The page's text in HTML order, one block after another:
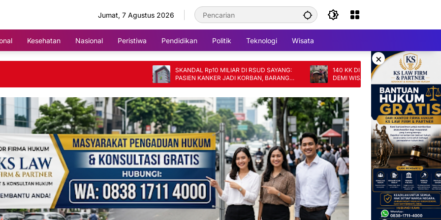
Jumat, 7 Agustus 2026
Kesehatan Nasional Peristiwa Pendidikan Politik Teknologi Wisata
×
SKANDAL Rp10 MILIAR DI RSUD SAYANG:
PASIEN KANKER JADI KORBAN, BARANG
FIKTIF
140 KK DI CIANJUR TERANCAM DIGUSUR
DEMI WISATA, SKEMA GANTI RUGI DINILAI
TAK ADIL